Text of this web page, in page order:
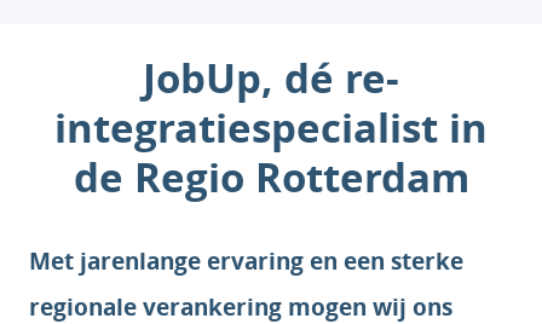
JobUp, dé re-
integratiespecialist in
de Regio Rotterdam
Met jarenlange ervaring en een sterke
regionale verankering mogen wij ons